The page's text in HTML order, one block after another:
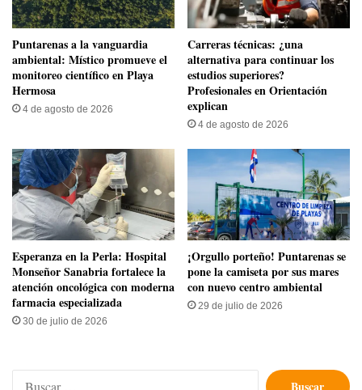
​Puntarenas a la vanguardia
ambiental: Místico promueve el
monitoreo científico en Playa
Hermosa
4 de agosto de 2026
Carreras técnicas: ¿una
alternativa para continuar los
estudios superiores?
Profesionales en Orientación
explican
4 de agosto de 2026
​Esperanza en la Perla: Hospital
Monseñor Sanabria fortalece la
atención oncológica con moderna
farmacia especializada
30 de julio de 2026
​¡Orgullo porteño! Puntarenas se
pone la camiseta por sus mares
con nuevo centro ambiental
29 de julio de 2026
Buscar: